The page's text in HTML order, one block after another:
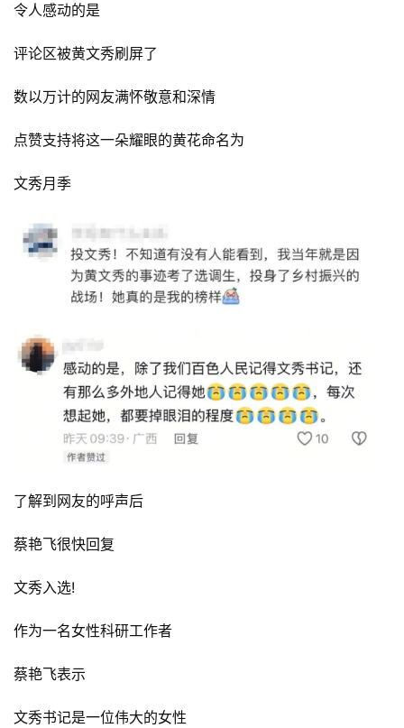
令人感动的是
评论区被黄文秀刷屏了
数以万计的网友满怀敬意和深情
点赞支持将这一朵耀眼的黄花命名为
文秀月季
了解到网友的呼声后
蔡艳飞很快回复
文秀入选!
作为一名女性科研工作者
蔡艳飞表示
文秀书记是一位伟大的女性